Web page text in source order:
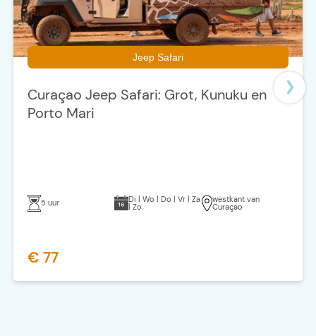
Jeep Safari
Curaçao Jeep Safari: Grot, Kunuku en
Porto Mari
5 uur Di | Wo | Do | Vr | Za
| Zo
westkant van
Curaçao
€ 77